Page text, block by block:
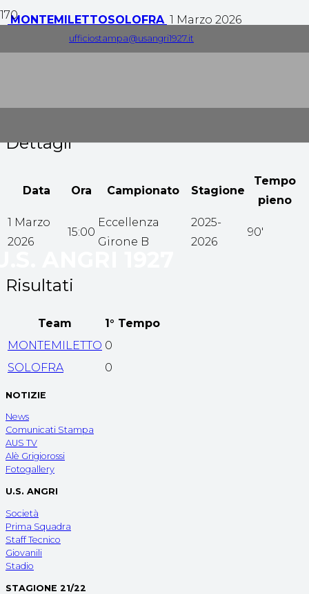
ufficiostampa@usangri1927.it
MONTEMILETTOSOLOFRA 1 Marzo 2026
Dettagli
Data Ora Campionato Stagione
Tempo
pieno
1 Marzo
2026
15:00
Eccellenza
Girone B
2025-
2026
90'
Risultati
Team
1° Tempo
MONTEMILETTO 0
SOLOFRA
0
NOTIZIE
News
Comunicati Stampa
AUS TV
Alè Grigiorossi
Fotogallery
U.S. ANGRI
Società
Prima Squadra
Staff Tecnico
Giovanili
Stadio
STAGIONE 21/22